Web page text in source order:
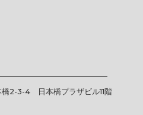
2-3-4 日本橋プラザビル11階